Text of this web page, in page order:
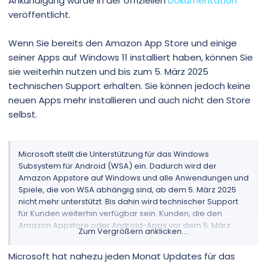
veröffentlicht.
Wenn Sie bereits den Amazon App Store und einige
seiner Apps auf Windows 11 installiert haben, können Sie
sie weiterhin nutzen und bis zum 5. März 2025
technischen Support erhalten. Sie können jedoch keine
neuen Apps mehr installieren und auch nicht den Store
selbst.
Microsoft stellt die Unterstützung für das Windows
Subsystem für Android (WSA) ein. Dadurch wird der
Amazon Appstore auf Windows und alle Anwendungen und
Spiele, die von WSA abhängig sind, ab dem 5. März 2025
nicht mehr unterstützt. Bis dahin wird technischer Support
für Kunden weiterhin verfügbar sein. Kunden, die den
Amazon Appstore oder Android-Apps vor dem 5. März
2024 installiert haben, haben weiterhin Zugriff auf diese
Fragen wenden Sie sich bitte an unser Support-Team unter
Zum Vergrößern anklicken....
Microsoft hat nahezu jeden Monat Updates für das